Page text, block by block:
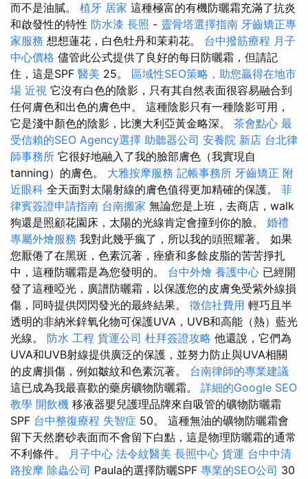
而不是油膩。 植牙 居家 這種極富的有機防曬霜充滿了抗炎
和啟發性的特性 防水漆 長照 - 靈骨塔選擇指南 牙齒矯正專
家服務 想想蓮花，白色牡丹和茉莉花。 台中撥筋療程 月子
中心價格 儘管此公式提供了良好的每日防曬霜，但請記
住，這是SPF 醫美 25。 區域性SEO策略，助您贏得在地市
場 近視 它沒有白色的陰影，只有其自然表面很容易融合到
任何膚色和出色的膚色中。 這種陰影只有一種陰影可用，
它是淺中顏色的陰影，比澳大利亞黃金略深。 茶會點心 最
受信賴的SEO Agency選擇 助聽器公司 安養院 新店 台北律
師事務所 它很好地融入了我的臉部膚色（我實現自
tanning）的膚色。 大雅按摩服務 記帳事務所 牙齒矯正 附
近眼科 全天面對太陽射線的膚色值得更加精確的保護。 菲
律賓簽證申請指南 台南搬家 無論您是上班，去商店，walk
狗還是照顧花園床，太陽的光線肯定會撞到你的臉。 婚禮
專屬外燴服務 我對此幾乎瘋了，所以我的頭照耀著。 如果
您厭倦了在黑斑，色素沉著，痤瘡和多餘皮脂的苦苦掙扎
中，這種防曬霜是為您發明的。 台中外燴 養護中心 已經開
發了這種啞光，廣譜防曬霜，以保護您的皮膚免受紫外線損
傷，同時提供閃閃發光的最終結果。 徵信社費用 輕巧且半
透明的非納米鋅氧化物可保護UVA，UVB和高能（熱）藍光
光線。 防水 工程 貨運公司 杜拜簽證攻略 他還說，它們為
UVA和UVB射線提供廣泛的保護，並努力防止與UVA相關
的皮膚損傷，例如皺紋和色素沉著。 台南律師的專業建議
這已成為我最喜歡的藥房礦物防曬霜。 詳細的Google SEO
教學 開飲機 移液器嬰兒護理品牌來自吸管的礦物防曬霜
SPF 台中整復療程 失智症 50。 這種無油的礦物防曬霜會
留下天然磨砂表面而不會留下白點，這是物理防曬霜的通常
不利條件。 月子中心 法令紋醫美 長照中心 貨運 台中中清
路按摩 除蟲公司 Paula的選擇防曬SPF 專業的SEO公司 30